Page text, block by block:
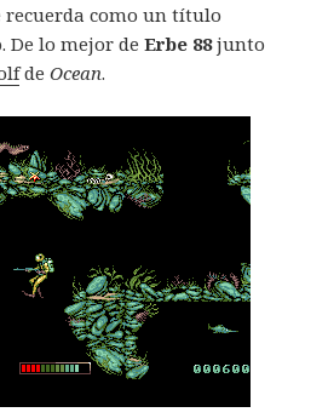
recuerda como un título
De lo mejor deErbe 88junto
deOcean.